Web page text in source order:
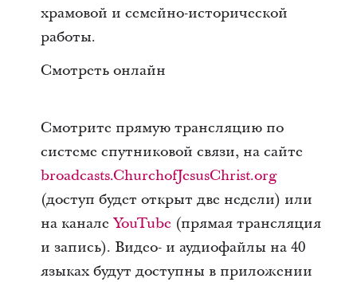
храмовой и семейно-исторической
работы.
Смотреть онлайн
Смотрите прямую трансляцию по
системе спутниковой связи, на сайте
broadcasts.ChurchofJesusChrist.org
(доступ будет открыт две недели) или
на канале YouTube (прямая трансляция
и запись). Видео- и аудиофайлы на 40
языках будут доступны в приложении